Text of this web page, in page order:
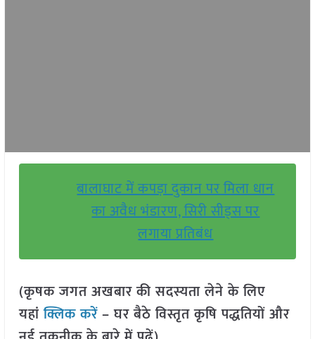
बालाघाट में कपड़ा दुकान पर मिला धान
का अवैध भंडारण, सिरी सीड्स पर
लगाया प्रतिबंध
(कृषक जगत अखबार की सदस्यता लेने के लिए
यहांक्लिक करें– घर बैठे विस्तृत कृषि पद्धतियों और